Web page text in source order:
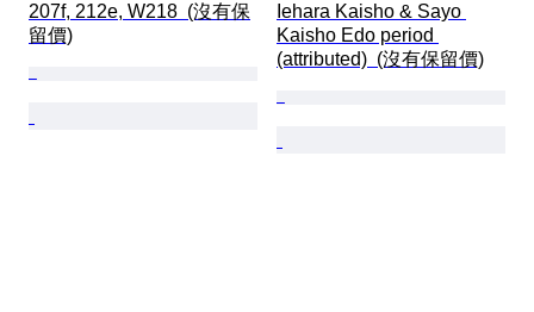
207f, 212e, W218  (沒有保
留價)
Iehara Kaisho & Sayo
Kaisho Edo period
(attributed)  (沒有保留價)